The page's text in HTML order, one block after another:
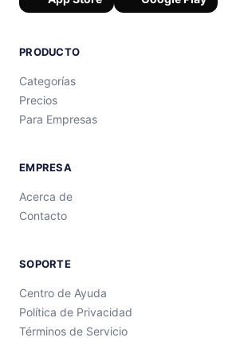
PRODUCTO
Categorías
Precios
Para Empresas
EMPRESA
Acerca de
Contacto
SOPORTE
Centro de Ayuda
Política de Privacidad
Términos de Servicio